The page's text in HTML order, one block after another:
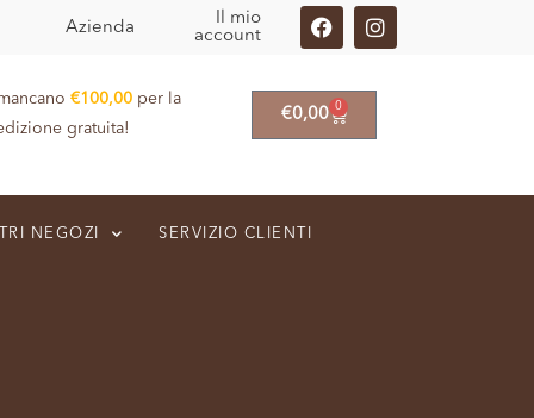
Azienda
Il mio
account
€100,00 per la
gratuita!
€0,00 0
NEGOZI SERVIZIO CLIENTI